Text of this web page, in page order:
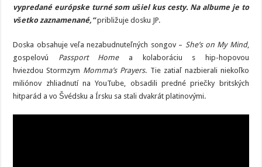
vypredané európske turné som ušiel kus cesty. Na albume je to
všetko zaznamenané,“približuje dosku JP.
Doska obsahuje veľa nezabudnuteľných songov – She’s on My Mind,
gospelovú Passport Homea kolaboráciu s hip-hopovou
hviezdou Stormzym Momma’s Prayers. Tie zatiaľ nazbierali niekoľko
miliónov zhliadnutí na YouTube, obsadili predné priečky britských
hitparád a vo Švédsku a Írsku sa stali dvakrát platinovými.